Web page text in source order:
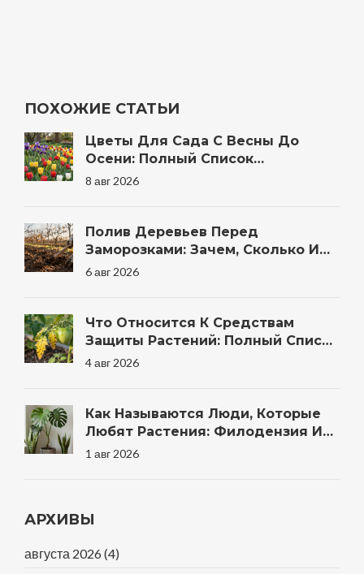
ПОХОЖИЕ СТАТЬИ
Цветы Для Сада С Весны До
Осени: Полный Список
Неприхотливых Многолетников И
8 авг 2026
Полив Деревьев Перед
Заморозками: Зачем, Сколько И
Когда Правильно
6 авг 2026
Что Относится К Средствам
Защиты Растений: Полный Список
Препаратов И Методов Для Сада
4 авг 2026
Как Называются Люди, Которые
Любят Растения: Филодензия И
Другие Термины
1 авг 2026
АРХИВЫ
августа 2026 (4)